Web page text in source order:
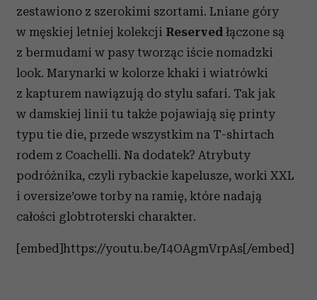
zestawiono z szerokimi szortami. Lniane góry
w męskiej letniej kolekcji Reserved łączone są
z bermudami w pasy tworząc iście nomadzki
look. Marynarki w kolorze khaki i wiatrówki
z kapturem nawiązują do stylu safari. Tak jak
w damskiej linii tu także pojawiają się printy
typu tie die, przede wszystkim na T-shirtach
rodem z Coachelli. Na dodatek? Atrybuty
podróżnika, czyli rybackie kapelusze, worki XXL
i oversize’owe torby na ramię, które nadają
całości globtroterski charakter.
[embed]https://youtu.be/I4OAgmVrpAs[/embed]